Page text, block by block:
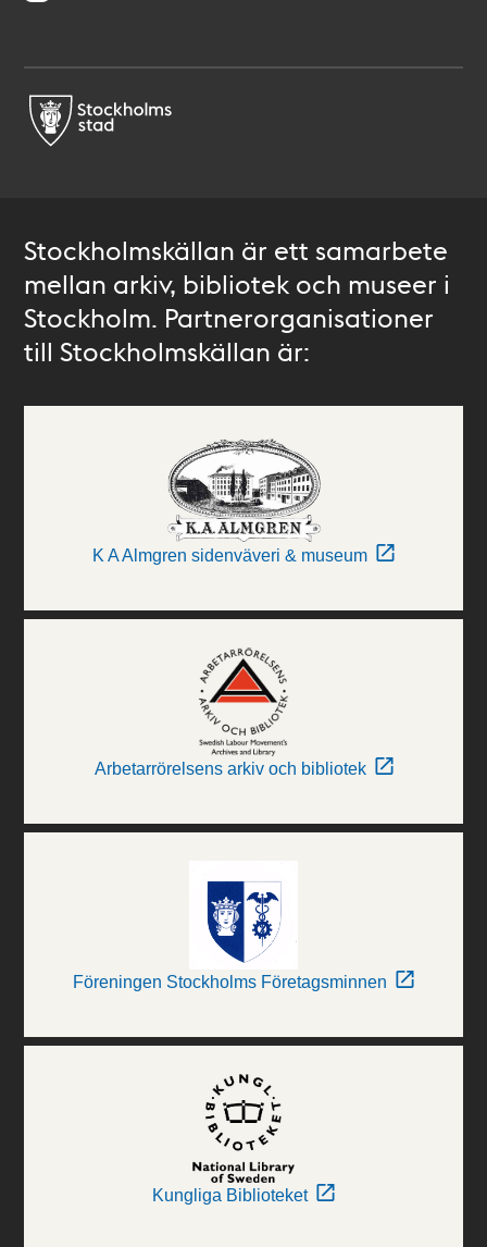
Stockholmskällan är ett samarbete
mellan arkiv, bibliotek och museer i
Stockholm. Partnerorganisationer
till Stockholmskällan är:
K A Almgren sidenväveri & museum
Arbetarrörelsens arkiv och bibliotek
Föreningen Stockholms Företagsminnen
Kungliga Biblioteket